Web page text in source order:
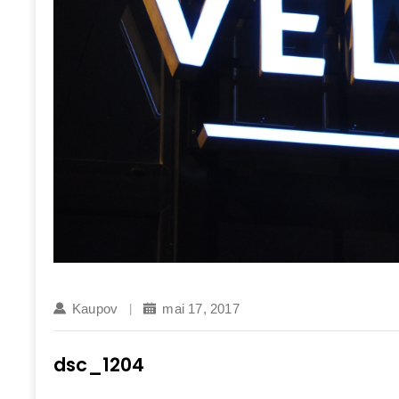
Kaupov mai 17, 2017
dsc_1204